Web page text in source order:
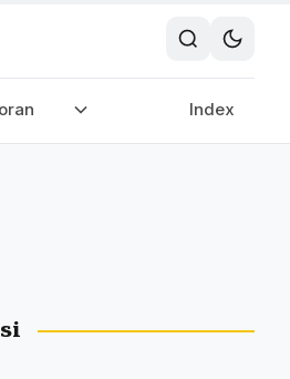
Index